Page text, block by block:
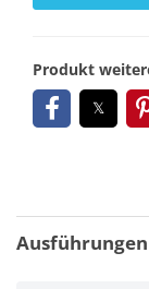
Produkt
Ausführungen